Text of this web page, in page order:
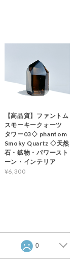
【高品質】ファントム
スモーキークォーツ
タワー03◇ phantom
Smoky Quartz ◇天然
石・鉱物・パワースト
ーン・インテリア
¥6,300
0